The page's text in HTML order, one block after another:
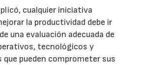
cualquier iniciativa
la productividad debe ir
una evaluación adecuada de
tecnológicos y
pueden comprometer sus